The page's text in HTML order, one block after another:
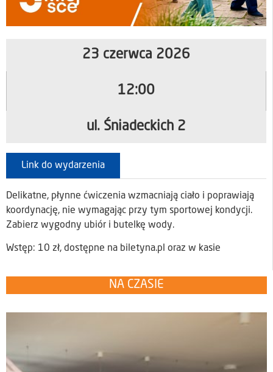
23 czerwca 2026
12:00
ul. Śniadeckich 2
Link do wydarzenia
Delikatne, płynne ćwiczenia wzmacniają ciało i poprawiają
koordynację, nie wymagając przy tym sportowej kondycji.
Zabierz wygodny ubiór i butelkę wody.
Wstęp: 10 zł, dostępne na biletyna.pl oraz w kasie
NA CZASIE